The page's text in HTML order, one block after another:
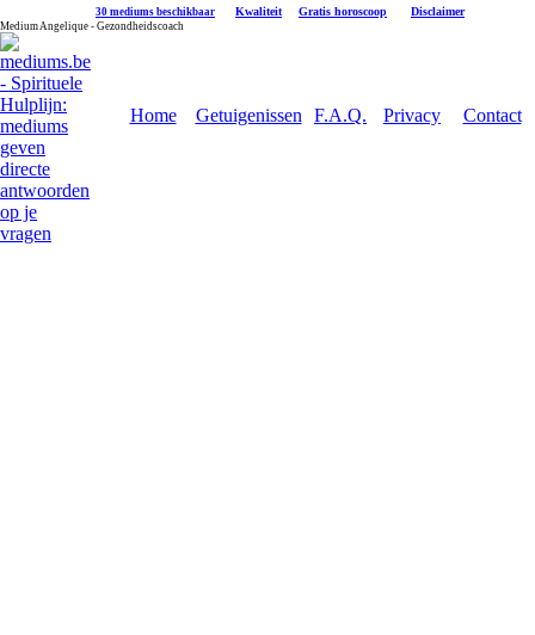
30 mediums beschikbaar Kwaliteit Gratis horoscoop Disclaimer
Medium Angelique - Gezondheidscoach
Home Getuigenissen F.A.Q. Privacy Contact